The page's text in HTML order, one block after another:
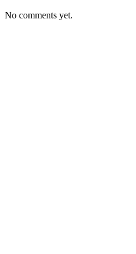
No comments yet.